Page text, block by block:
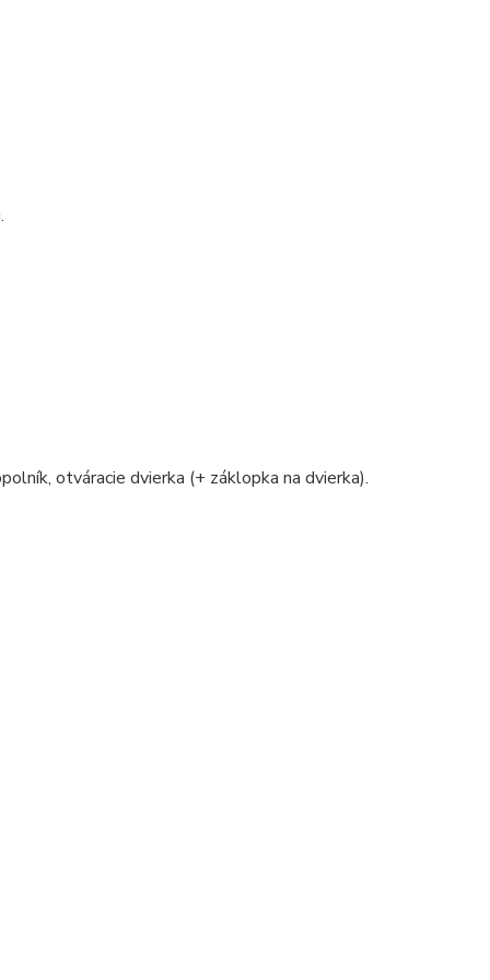
otváracie dvierka (+ záklopka na dvierka).